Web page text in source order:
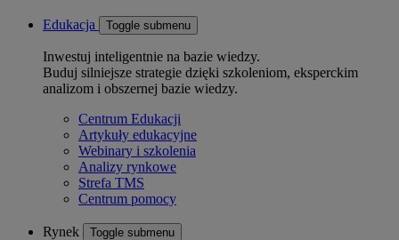
Edukacja Toggle submenu
Inwestuj inteligentnie na bazie wiedzy.
Buduj silniejsze strategie dzięki szkoleniom, eksperckim
analizom i obszernej bazie wiedzy.
Centrum Edukacji
Artykuły edukacyjne
Webinary i szkolenia
Analizy rynkowe
Strefa TMS
Centrum pomocy
Rynek Toggle submenu